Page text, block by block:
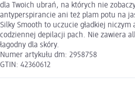
dla Twoich ubrań, na których nie
antyperspirancie ani też plam potu na
Silky Smooth to uczucie gładkiej
codziennej depilacji pach. Nie zawiera
łagodny dla skóry.
Numer artykułu dm: 2958758
GTIN: 42360612